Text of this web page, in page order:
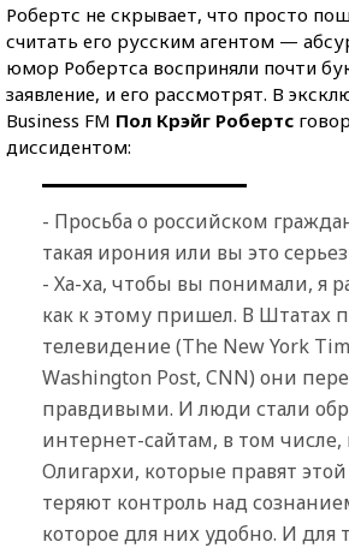
Робертс не скрывает, что просто
считать его русским агентом —
юмор Робертса восприняли почти
заявление, и его рассмотрят. В
Business FM Пол Крэйг Робертс
диссидентом:
- Просьба о российском
такая ирония или вы это
- Ха-ха, чтобы вы понимали, я
как к этому пришел. В Штатах
телевидение (The New York
Washington Post, CNN) они
правдивыми. И люди стали
интернет-сайтам, в том
Олигархи, которые правят
теряют контроль над
которое для них удобно. И для